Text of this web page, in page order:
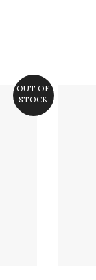
OUT OF
STOCK